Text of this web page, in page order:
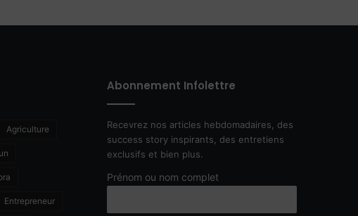
Agriculture
Entrepreneur
Abonnement Infolettre
Recevrez nos articles hebdomadaires, des
success story inspirants, des entretiens
exclusifs et bien plus.
Prénom ou nom complet